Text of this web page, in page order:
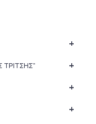
+
+
+
+